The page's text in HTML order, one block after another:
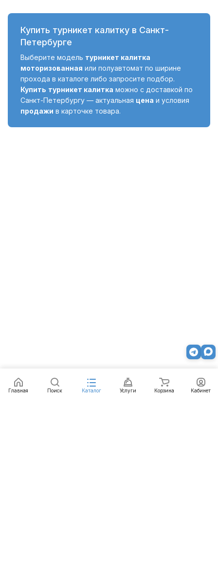
Купить турникет калитку в Санкт-
Петербурге
Выберите модель турникет калитка
моторизованная или полуавтомат по ширине
прохода в каталоге либо запросите подбор.
Купить турникет калитка можно с доставкой по
Санкт-Петербургу — актуальная цена и условия
продажи в карточке товара.
Главная Поиск Каталог Услуги Корзина Кабинет